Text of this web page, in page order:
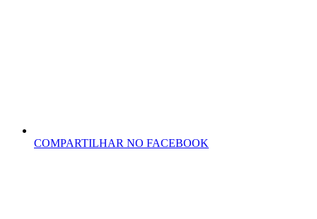
COMPARTILHAR NO FACEBOOK